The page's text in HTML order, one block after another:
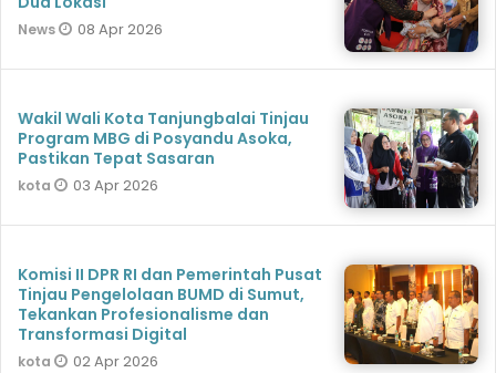
News 08 Apr 2026
Wakil Wali Kota Tanjungbalai Tinjau
Program MBG di Posyandu Asoka,
Pastikan Tepat Sasaran
kota 03 Apr 2026
Komisi II DPR RI dan Pemerintah Pusat
Tinjau Pengelolaan BUMD di Sumut,
Tekankan Profesionalisme dan
Transformasi Digital
kota 02 Apr 2026